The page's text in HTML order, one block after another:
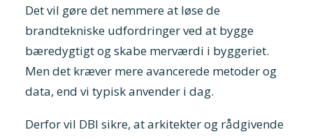
Det vil gøre det nemmere at løse de
brandtekniske udfordringer ved at bygge
bæredygtigt og skabe merværdi i byggeriet.
Men det kræver mere avancerede metoder og
data, end vi typisk anvender i dag.
Derfor vil DBI sikre, at arkitekter og rådgivende